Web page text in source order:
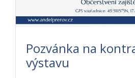
Pozvánka na
výstavu